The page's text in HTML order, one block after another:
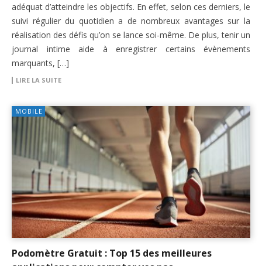
adéquat d’atteindre les objectifs. En effet, selon ces derniers, le
suivi régulier du quotidien a de nombreux avantages sur la
réalisation des défis qu’on se lance soi-même. De plus, tenir un
journal intime aide à enregistrer certains évènements
marquants, […]
LIRE LA SUITE
MOBILE
Podomètre Gratuit : Top 15 des meilleures